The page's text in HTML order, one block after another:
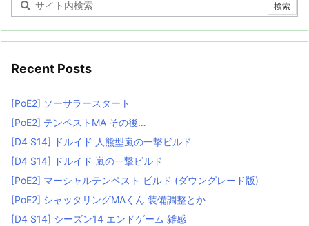
Recent Posts
[PoE2] ソーサラースタート
[PoE2] テンペストMA その後…
[D4 S14] ドルイド 人熊型嵐の一撃ビルド
[D4 S14] ドルイド 嵐の一撃ビルド
[PoE2] マーシャルテンペスト ビルド (ダウングレード版)
[PoE2] シャッタリングMAくん 装備調整とか
[D4 S14] シーズン14 エンドゲーム 雑感